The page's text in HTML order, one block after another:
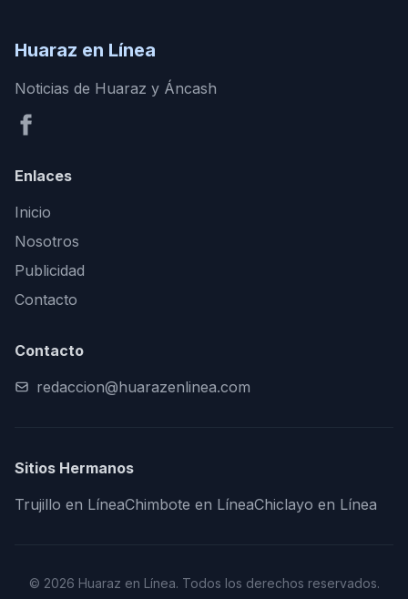
Huaraz en Línea
Noticias de Huaraz y Áncash
Enlaces
Inicio
Nosotros
Publicidad
Contacto
Contacto
redaccion@huarazenlinea.com
Sitios Hermanos
Trujillo en LíneaChimbote en LíneaChiclayo en Línea
© 2026 Huaraz en Línea. Todos los derechos reservados.